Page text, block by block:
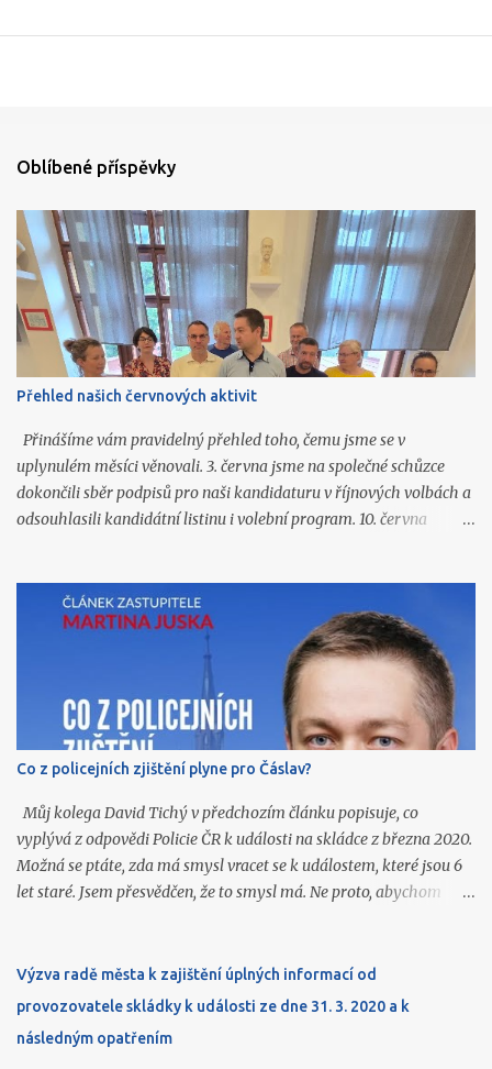
Oblíbené příspěvky
Přehled našich červnových aktivit
Přinášíme vám pravidelný přehled toho, čemu jsme se v
uplynulém měsíci věnovali. 3. června jsme na společné schůzce
dokončili sběr podpisů pro naši kandidaturu v říjnových volbách a
odsouhlasili kandidátní listinu i volební program. 10. června
Všechny jsme následně zveřejnili také na našich sociálních sítích.
11. června navštívil Martin Jusko Den otevřených dveří v Domově
důchodců. Zúčastnil se prohlídky obou budov a získal bližší
představu o rozsahu služeb, které tato městská organizace
poskytuje našim seniorům. 11. června se Filip Velímský zúčastnil
jednání redakční rady Čáslavských novin. 16. června organizoval
Filip Velímský pro veřejnost poznávací výlet spolku Včela
Čáslavská do Golčova Jeníkova, jehož součástí byla návštěva
židovského hřbitova, ghetta, synagogy, kostela sv. Markéty, tvrze i
Lorety. 16. června účinkovala Klára Fidlerová na Slavno...
Co z policejních zjištění plyne pro Čáslav?
Můj kolega David Tichý v předchozím článku popisuje, co
vyplývá z odpovědi Policie ČR k události na skládce z března 2020.
Možná se ptáte, zda má smysl vracet se k událostem, které jsou 6
let staré. Jsem přesvědčen, že to smysl má. Ne proto, abychom
odpadu u jeho původce a na skládku vedle našeho města se dostal
nebezpečný odpad, na jehož skutečné složení se přišlo až později a
skládky (AVE CZ) přitom kromě špatného označení odpadu vše
Výzva radě města k zajištění úplných informací od
provozovatele skládky k události ze dne 31. 3. 2020 a k
následným opatřením